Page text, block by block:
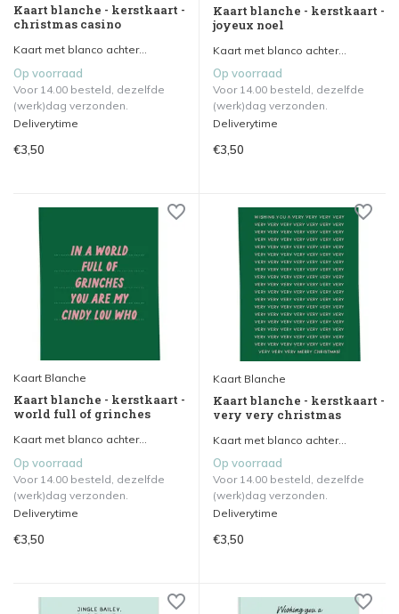
Kaart blanche - kerstkaart -
christmas casino
Kaart met blanco achter...
Op voorraad
Voor 14.00 besteld, dezelfde
(werk)dag verzonden.
Deliverytime
€3,50
Kaart blanche - kerstkaart -
joyeux noel
Kaart met blanco achter...
Op voorraad
Voor 14.00 besteld, dezelfde
(werk)dag verzonden.
Deliverytime
€3,50
Kaart Blanche
Kaart blanche - kerstkaart -
world full of grinches
Kaart met blanco achter...
Op voorraad
Voor 14.00 besteld, dezelfde
(werk)dag verzonden.
Deliverytime
€3,50
Kaart Blanche
Kaart blanche - kerstkaart -
very very christmas
Kaart met blanco achter...
Op voorraad
Voor 14.00 besteld, dezelfde
(werk)dag verzonden.
Deliverytime
€3,50